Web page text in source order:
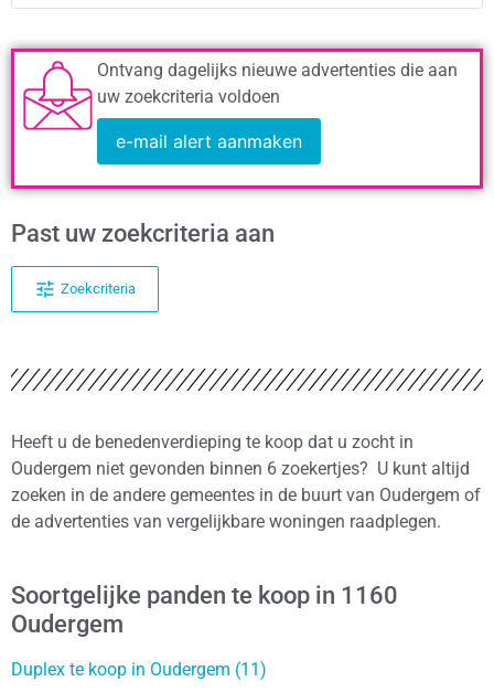
Ontvang dagelijks nieuwe advertenties die aan
uw zoekcriteria voldoen
e-mail alert aanmaken
Past uw zoekcriteria aan
Zoekcriteria
Heeft u de benedenverdieping te koop dat u zocht in
Oudergem niet gevonden binnen 6 zoekertjes? U kunt altijd
zoeken in de andere gemeentes in de buurt van Oudergem of
de advertenties van vergelijkbare woningen raadplegen.
Soortgelijke panden te koop in 1160
Oudergem
Duplex te koop in Oudergem (11)